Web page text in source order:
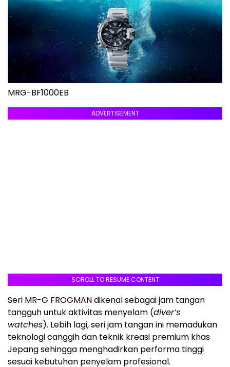
MRG-BF1000EB
ADVERTISEMENT
SCROLL TO RESUME CONTENT
Seri MR-G FROGMAN dikenal sebagai jam tangan
tangguh untuk aktivitas menyelam (diver’s
watches). Lebih lagi, seri jam tangan ini memadukan
teknologi canggih dan teknik kreasi premium khas
Jepang sehingga menghadirkan performa tinggi
sesuai kebutuhan penyelam profesional.